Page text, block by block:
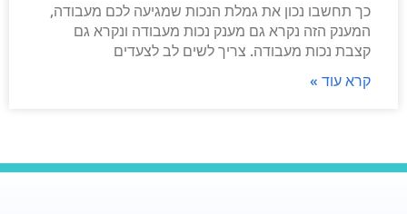
כך תחשבו נכון את גמלת הנכות שמגיעה לכם מעבודה,
המענק הזה נקרא גם מענק נכות מעבודה ונקרא גם
קצבת נכות מעבודה. צריך לשים לב לצעדים
קרא עוד »